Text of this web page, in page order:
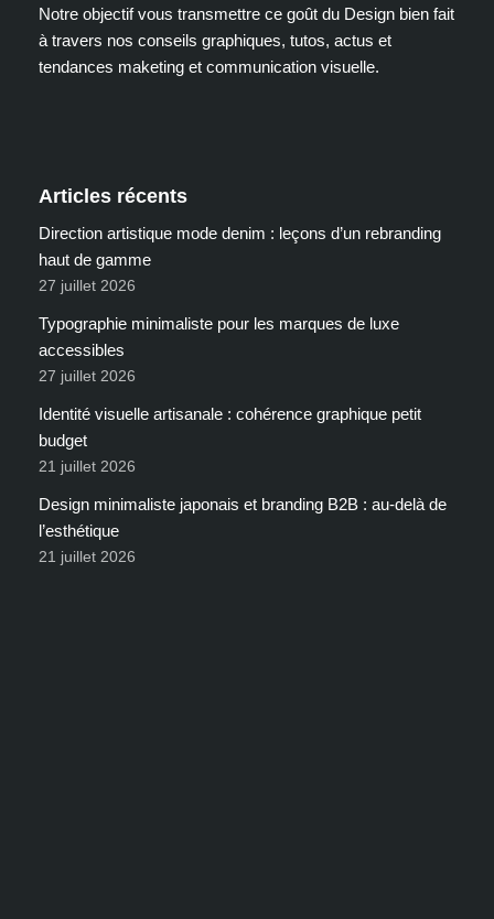
Notre objectif vous transmettre ce goût du Design bien fait
à travers nos conseils graphiques, tutos, actus et
tendances maketing et communication visuelle.
Articles récents
Direction artistique mode denim : leçons d’un rebranding
haut de gamme
27 juillet 2026
Typographie minimaliste pour les marques de luxe
accessibles
27 juillet 2026
Identité visuelle artisanale : cohérence graphique petit
budget
21 juillet 2026
Design minimaliste japonais et branding B2B : au-delà de
l’esthétique
21 juillet 2026